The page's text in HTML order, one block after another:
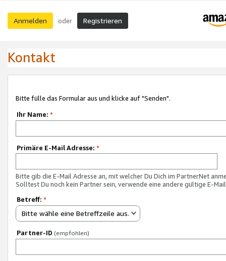
Anmelden oder Registrieren
Kontakt
Bitte fülle das Formular aus und klicke auf "Senden".
Ihr Name: *
Primäre E-Mail Adresse: *
Bitte gib die E-Mail Adresse an, mit welcher Du Dich im PartnerNet
Solltest Du noch kein Partner sein, verwende eine andere gültige E-
Betreff: *
Bitte wähle eine Betreffzeile aus.
Partner-ID (empfohlen)